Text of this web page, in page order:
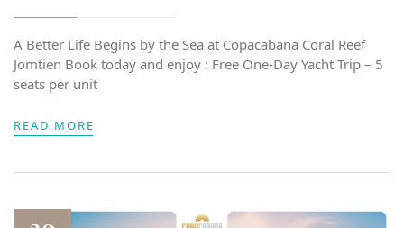
A Better Life Begins by the Sea at Copacabana Coral Reef
Jomtien Book today and enjoy : Free One-Day Yacht Trip – 5
seats per unit
READ MORE